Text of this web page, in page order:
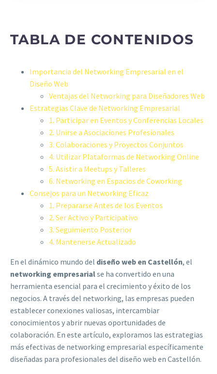
TABLA DE CONTENIDOS
Importancia del Networking Empresarial en el
Diseño Web
Ventajas del Networking para Diseñadores Web
Estrategias Clave de Networking Empresarial
1. Participar en Eventos y Conferencias Locales
2. Unirse a Asociaciones Profesionales
3. Colaboraciones y Proyectos Conjuntos
4. Utilizar Plataformas de Networking Online
5. Asistir a Meetups y Talleres
6. Networking en Espacios de Coworking
Consejos para un Networking Eficaz
1. Prepararse Antes de los Eventos
2. Ser Activo y Participativo
3. Seguimiento Posterior
4. Mantenerse Actualizado
En el dinámico mundo del diseño web en Castellón, el
networking empresarialse ha convertido en una
herramienta esencial para el crecimiento y éxito de los
negocios. A través del networking, las empresas pueden
establecer conexiones valiosas, intercambiar
conocimientos y abrir nuevas oportunidades de
colaboración. En este artículo, exploramos las estrategias
más efectivas de networking empresarial específicamente
diseñadas para profesionales del diseño web en Castellón.